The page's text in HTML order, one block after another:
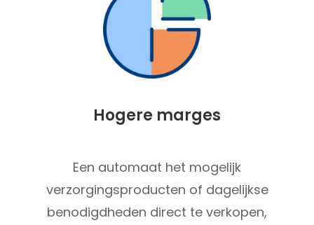
Hogere marges
Een automaat het mogelijk
verzorgingsproducten of dagelijkse
benodigdheden direct te verkopen,